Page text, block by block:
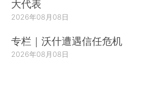
大代表
2026年08月08日
专栏｜沃什遭遇信任危机
2026年08月08日